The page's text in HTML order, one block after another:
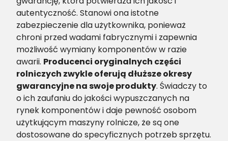
autentyczność. Stanowi ona istotne
zabezpieczenie dla użytkownika, ponieważ
chroni przed wadami fabrycznymi i zapewnia
możliwość wymiany komponentów w razie
awarii. Producenci oryginalnych części
rolniczych zwykle oferują dłuższe okresy
gwarancyjne na swoje produkty. Świadczy to
o ich zaufaniu do jakości wypuszczanych na
rynek komponentów i daje pewność osobom
użytkującym maszyny rolnicze, że są one
dostosowane do specyficznych potrzeb sprzętu.